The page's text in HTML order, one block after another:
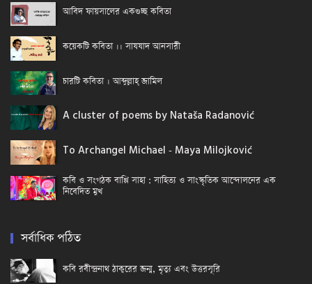
আবিদ ফায়সালের একগুচ্ছ কবিতা
কয়েকটি কবিতা ।। সাযযাদ আনসারী
চারটি কবিতা । আব্দুল্লাহ্ জামিল
A cluster of poems by Nataša Radanović
To Archangel Michael - Maya Milojković
কবি ও সংগঠক বাপ্পি সাহা : সাহিত্য ও সাংস্কৃতিক আন্দোলনের এক
নিবেদিত মুখ
সর্বাধিক পঠিত
কবি রবীন্দ্রনাথ ঠাকুরের জন্ম, মৃত্যু এবং উত্তরসূরি